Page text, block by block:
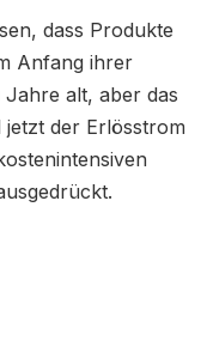
dass Produkte
Anfang ihrer
Jahre alt, aber das
der Erlösstrom